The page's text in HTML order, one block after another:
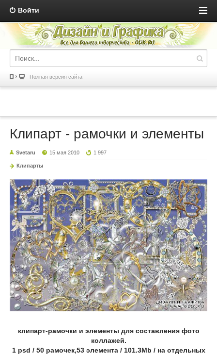
Войти
Полная версия сайта
Клипарт - рамочки и элементы
Svetaru 15 мая 2010 1 997
Клипарты
клипарт-рамочки и элементы для составления фото
коллажей.
1 psd / 50 рамочек,53 элемента / 101.3Mb / на отдельных